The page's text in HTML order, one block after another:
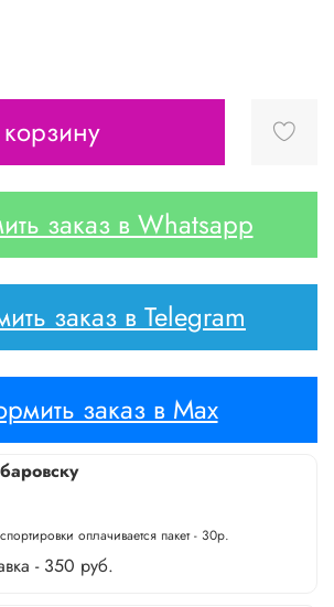
заказ в Whatsapp
заказ в Telegram
заказ в Max
оплачивается пакет - 30р.
- 350 руб.